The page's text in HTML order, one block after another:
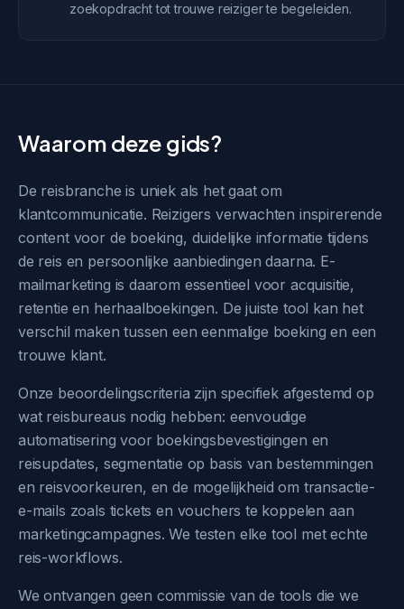
zoekopdracht tot trouwe reiziger te begeleiden.
Waarom deze gids?
De reisbranche is uniek als het gaat om
klantcommunicatie. Reizigers verwachten inspirerende
content voor de boeking, duidelijke informatie tijdens
de reis en persoonlijke aanbiedingen daarna. E-
mailmarketing is daarom essentieel voor acquisitie,
retentie en herhaalboekingen. De juiste tool kan het
verschil maken tussen een eenmalige boeking en een
trouwe klant.
Onze beoordelingscriteria zijn specifiek afgestemd op
wat reisbureaus nodig hebben: eenvoudige
automatisering voor boekingsbevestigingen en
reisupdates, segmentatie op basis van bestemmingen
en reisvoorkeuren, en de mogelijkheid om transactie-
e-mails zoals tickets en vouchers te koppelen aan
marketingcampagnes. We testen elke tool met echte
reis-workflows.
We ontvangen geen commissie van de tools die we